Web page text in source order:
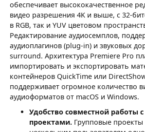
обеспечивает высококачественное
видео разрешения 4K и выше, с 32-
в RGB, так и YUV цветовом
Редактирование аудиосемплов,
аудиоплагинов (plug-in) и звуковых
surround. Архитектура Premiere Pro
импортировать и экспортировать
контейнеров QuickTime или
поддерживает огромное количество
аудиоформатов от macOS и Windows.
Удобство совместной работы
проектами. Групповые